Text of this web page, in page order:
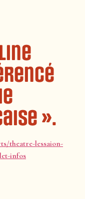
».
theatre-lessaion-
infos